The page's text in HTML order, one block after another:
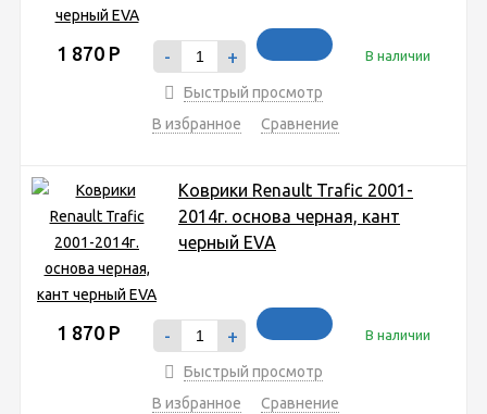
1 870 Р - + В наличии
Быстрый просмотр
В избранное
Сравнение
Коврики Renault Trafic 2001-
2014г. основа черная, кант
черный EVA
1 870 Р - + В наличии
Быстрый просмотр
В избранное
Сравнение